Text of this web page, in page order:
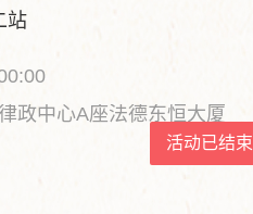
站
政中心A座法德东恒大厦
活动已结束